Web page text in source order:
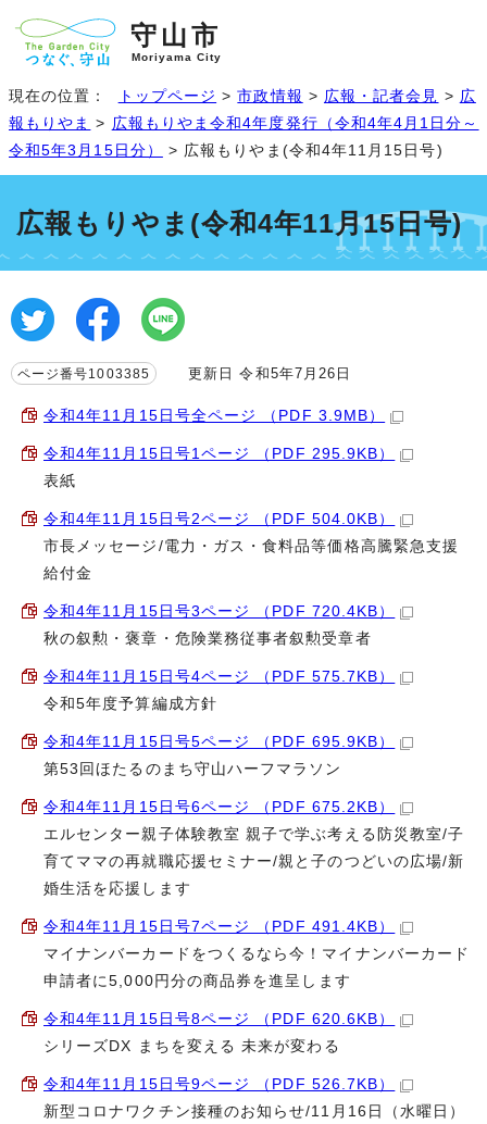
守山市
Moriyama City
現在の位置： トップページ >市政情報 > 広報・記者会見 > 広
報もりやま > 広報もりやま令和4年度発行（令和4年4月1日分～
令和5年3月15日分）
> 広報もりやま(令和4年11月15日号)
広報もりやま(令和4年11月15日号)
ページ番号1003385 更新日 令和5年7月26日
令和4年11月15日号全ページ （PDF 3.9MB）
令和4年11月15日号1ページ （PDF 295.9KB）
表紙
令和4年11月15日号2ページ （PDF 504.0KB）
市長メッセージ/電力・ガス・食料品等価格高騰緊急支援
給付金
令和4年11月15日号3ページ （PDF 720.4KB）
秋の叙勲・褒章・危険業務従事者叙勲受章者
令和4年11月15日号4ページ （PDF 575.7KB）
令和5年度予算編成方針
令和4年11月15日号5ページ （PDF 695.9KB）
第53回ほたるのまち守山ハーフマラソン
令和4年11月15日号6ページ （PDF 675.2KB）
エルセンター親子体験教室 親子で学ぶ考える防災教室/子
育てママの再就職応援セミナー/親と子のつどいの広場/新
婚生活を応援します
令和4年11月15日号7ページ （PDF 491.4KB）
マイナンバーカードをつくるなら今！マイナンバーカード
申請者に5,000円分の商品券を進呈します
令和4年11月15日号8ページ （PDF 620.6KB）
シリーズDX まちを変える 未来が変わる
令和4年11月15日号9ページ （PDF 526.7KB）
新型コロナワクチン接種のお知らせ/11月16日（水曜日）